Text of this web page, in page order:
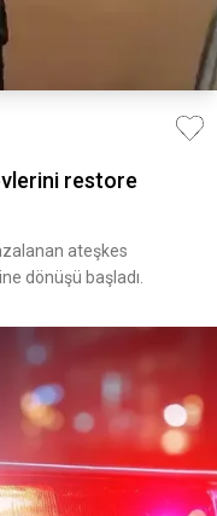
restore
ateşkes
dönüşü başladı.